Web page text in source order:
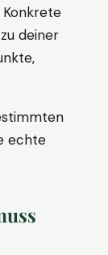
Konkrete
deiner
echte